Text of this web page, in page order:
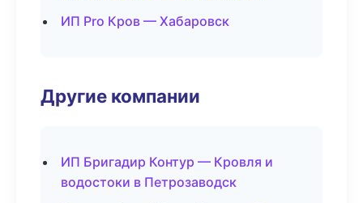
ИП Pro Кров — Хабаровск
Другие компании
ИП Бригадир Контур — Кровля и
водостоки в Петрозаводск